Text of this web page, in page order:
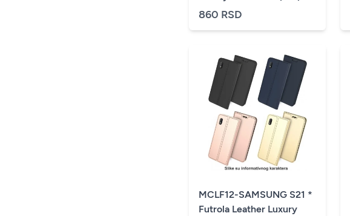
860 RSD
MCLF12-SAMSUNG S21 *
Futrola Leather Luxury